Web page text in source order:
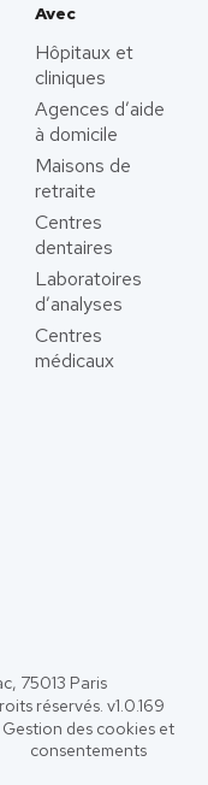
Avec
Hôpitaux et
cliniques
Agences d’aide
à domicile
Maisons de
retraite
Centres
dentaires
Laboratoires
d’analyses
Centres
médicaux
75013 Paris
réservés. v1.0.169
Gestion des cookies et
consentements